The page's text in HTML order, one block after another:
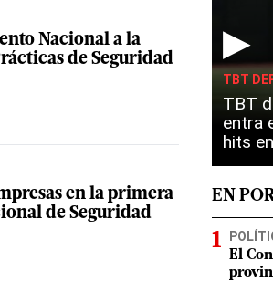
Nacional a la
de Seguridad
en la primera
de Seguridad
▶
TBT
TBT
entra
hits
EN
El